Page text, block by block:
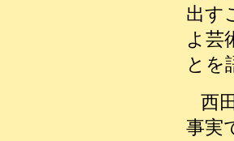
出す
よ芸
とを
西
事実